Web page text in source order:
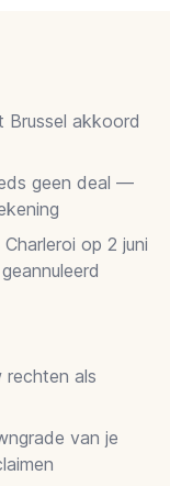
Brussel akkoord
geen deal —
op 2 juni
rechten als
van je